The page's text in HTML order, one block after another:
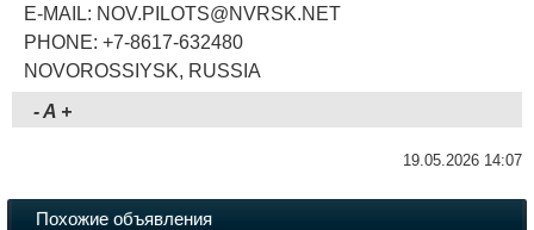
E-MAIL: NOV.PILOTS@NVRSK.NET
PHONE: +7-8617-632480
NOVOROSSIYSK, RUSSIA
-A +
19.05.2026 14:07
Похожие объявления